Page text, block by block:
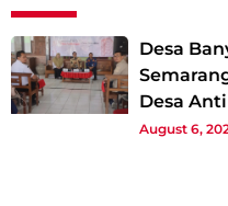
Desa
Desa
August 6,